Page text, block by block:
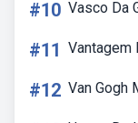
#10 Vasco Da
#11 Vantagem
#12 Van Gogh